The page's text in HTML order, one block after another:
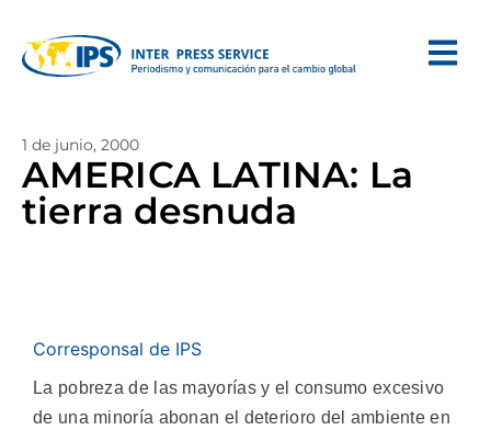
1 de junio, 2000
AMERICA LATINA: La
tierra desnuda
Corresponsal de IPS
La pobreza de las mayorías y el consumo excesivo
de una minoría abonan el deterioro del ambiente en